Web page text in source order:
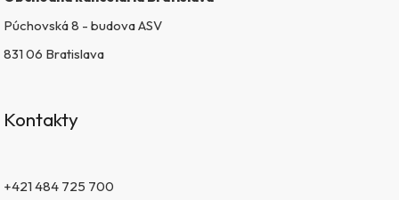
Púchovská 8 - budova ASV
831 06 Bratislava
Kontakty
+421 484 725 700